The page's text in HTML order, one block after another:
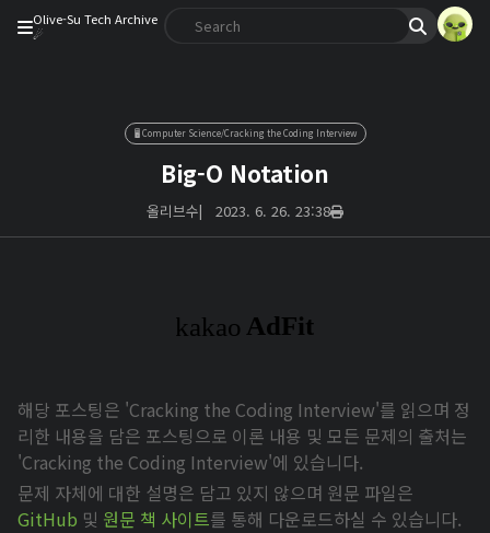
Olive-Su Tech Archive
☄︎
🖥️ Computer Science/Cracking the Coding Interview
Big-O Notation
올리브수| 2023. 6. 26. 23:38
해당 포스팅은 'Cracking the Coding Interview'를 읽으며 정
리한 내용을 담은 포스팅으로 이론 내용 및 모든 문제의 출처는
'Cracking the Coding Interview'에 있습니다.
문제 자체에 대한 설명은 담고 있지 않으며 원문 파일은
GitHub 및 원문 책 사이트를 통해 다운로드하실 수 있습니다.